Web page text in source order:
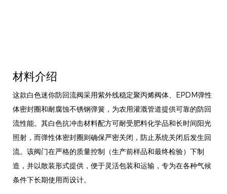
材料介绍
这款白色迷你防回流阀采用紫外线稳定聚丙烯阀体、EPDM弹性
体密封圈和耐腐蚀不锈钢弹簧，为农用灌溉管道提供可靠的防回
流性能。其白色抗冲击材料配方可耐受肥料化学品和长时间阳光
照射，而弹性体密封圈则确保严密关闭，防止系统关闭后发生回
流。该阀门在严格的质量控制（生产前样品和最终检验）下制
造，并以散装形式提供，便于灵活包装和运输，专为在各种气候
条件下长期使用而设计。